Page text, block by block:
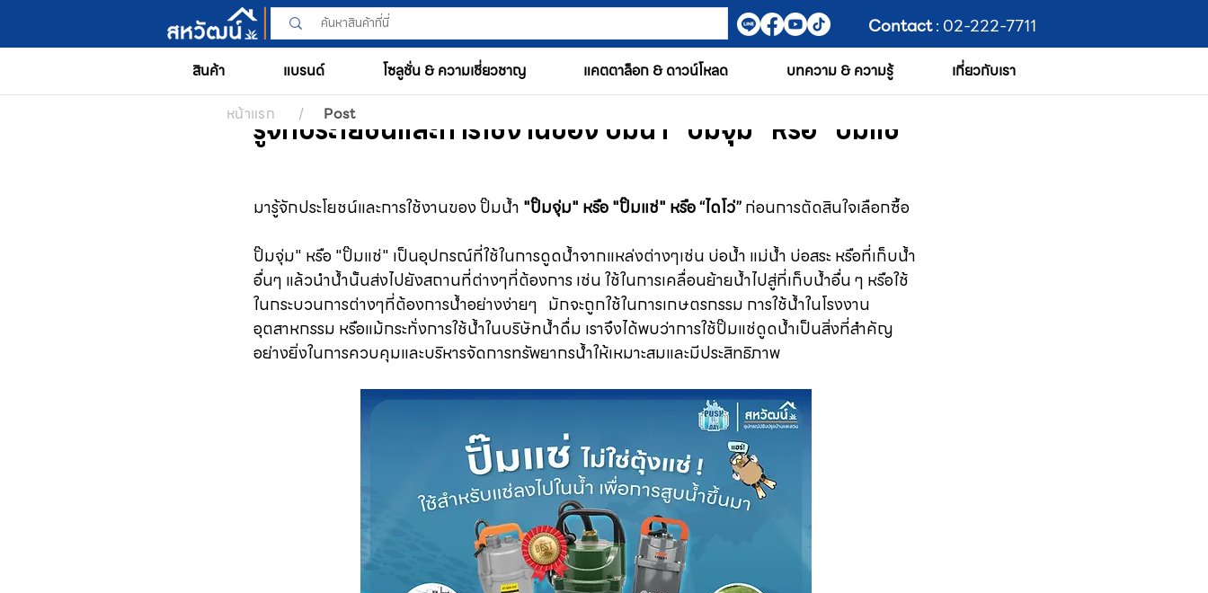
Contact: 02-222-7711
สินค้า แบรนด์ โซลูชั่น & ความเชี่ยวชาญ แคตตาล็อก & ดาวน์โหลด บทความ & ความรู้ เกี่ยวกับเรา
รู้จักประโยชน์และการใช้งานของ ปั๊มน้ำ "ปั๊มจุ่ม" หรือ "ปั๊มแช่"
มารู้จักประโยชน์และการใช้งานของ ปั๊มน้ำ "ปั๊มจุ่ม" หรือ "ปั๊มแช่" หรือ “ไดโว่” ก่อนการตัดสินใจเลือกซื้อ
ปั๊มจุ่ม" หรือ "ปั๊มแช่" เป็นอุปกรณ์ที่ใช้ในการดูดน้ำจากแหล่งต่างๆเช่น บ่อน้ำ แม่น้ำ บ่อสระ หรือที่เก็บน้ำ
อื่นๆ แล้วนำน้ำนั้นส่งไปยังสถานที่ต่างๆที่ต้องการ เช่น ใช้ในการเคลื่อนย้ายน้ำไปสู่ที่เก็บน้ำอื่น ๆ หรือใช้
ในกระบวนการต่างๆที่ต้องการน้ำอย่างง่ายๆ   มักจะถูกใช้ในการเกษตรกรรม การใช้น้ำในโรงงาน
อุตสาหกรรม หรือแม้กระทั่งการใช้น้ำในบริษัทน้ำดื่ม เราจึงได้พบว่าการใช้ปั๊มแช่ดูดน้ำเป็นสิ่งที่สำคัญ
อย่างยิ่งในการควบคุมและบริหารจัดการทรัพยากรน้ำให้เหมาะสมและมีประสิทธิภาพ
หน้าแรก / Post